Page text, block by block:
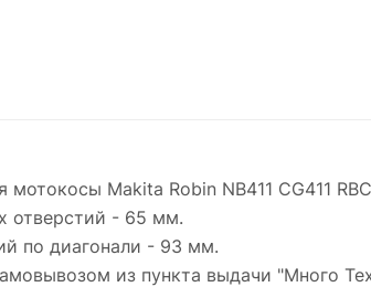
Makita Robin NB411 CG411
отверстий - 65 мм.
по диагонали - 93 мм.
из пункта выдачи "Много